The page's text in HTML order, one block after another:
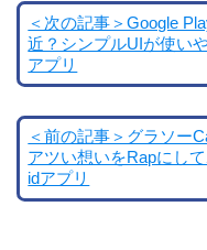
＜次の記事＞Google
近？シンプルUIが使い
アプリ
＜前の記事＞グラソー
アツい想いをRapにし
idアプリ